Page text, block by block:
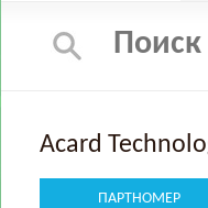
Acard
ПАРТНОМЕР